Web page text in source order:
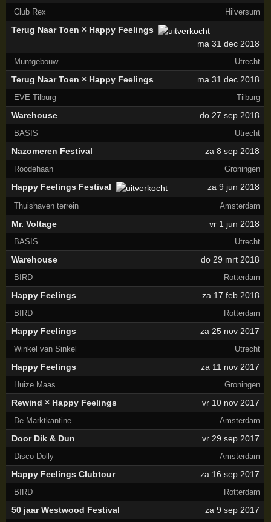
Club Rex Hilversum
Terug Naar Toen × Happy Feelings
ma 31 dec 2018
Muntgebouw Utrecht
Terug Naar Toen × Happy Feelings ma 31 dec 2018
EVE Tilburg Tilburg
Warehouse do 27 sep 2018
BASIS Utrecht
Nazomeren Festival za 8 sep 2018
Roodehaan Groningen
Happy Feelings Festival za 9 jun 2018
Thuishaven terrein Amsterdam
Mr. Voltage vr 1 jun 2018
BASIS Utrecht
Warehouse do 29 mrt 2018
BIRD Rotterdam
Happy Feelings za 17 feb 2018
BIRD Rotterdam
Happy Feelings za 25 nov 2017
Winkel van Sinkel Utrecht
Happy Feelings za 11 nov 2017
Huize Maas Groningen
Rewind × Happy Feelings vr 10 nov 2017
De Marktkantine Amsterdam
Door Dik & Dun vr 29 sep 2017
Disco Dolly Amsterdam
Happy Feelings Clubtour za 16 sep 2017
BIRD Rotterdam
50 jaar Westwood Festival za 9 sep 2017